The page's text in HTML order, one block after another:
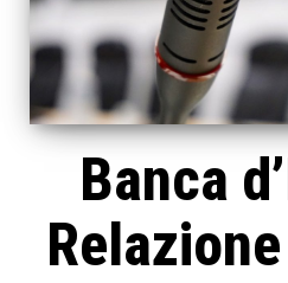
Banca